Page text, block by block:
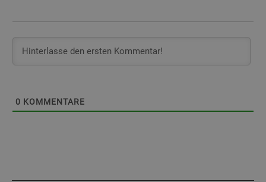
0 KOMMENTARE